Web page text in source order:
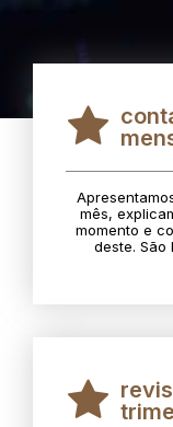
mês,
momento e
deste. São